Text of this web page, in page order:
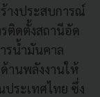
างประสบการณ์
ติดตั้งสถานีอัด
รน้ำมันคาล
านพลังงานให้
ประเทศไทย ซึ่ง